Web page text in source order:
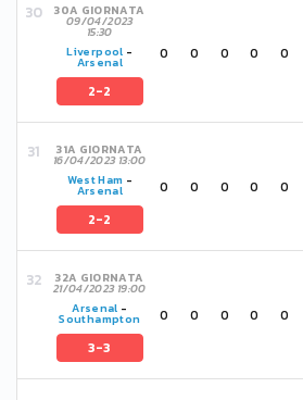
30A GIORNATA
09/04/2023
15:30
Liverpool -
Arsenal
2-2
0 0 0 0 0
31A GIORNATA
16/04/2023 13:00
West Ham -
Arsenal
2-2
0 0 0 0 0
32A GIORNATA
21/04/2023 19:00
Arsenal -
Southampton
3-3
0 0 0 0 0